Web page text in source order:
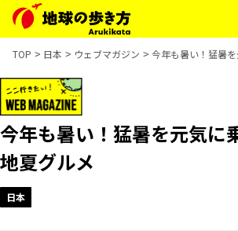
TOP 日本 ウェブマガジン 今年も暑い！猛暑
今年も暑い！猛暑を元気に
地夏グルメ
日本